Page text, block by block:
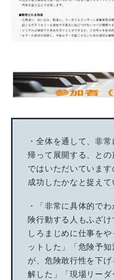
・全体を通して、非
帰って展開する、と
ではいただいていま
成功したかなと捉えて
・「非常に具体的で
険行動する人もふざ
しろまじめに仕事を
ットした」「危険予
が、危険敢行性を下
解した」「現場リー